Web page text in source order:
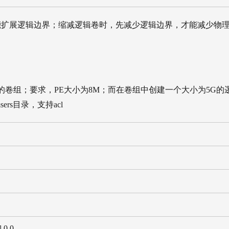
展逻辑边界；缩减逻辑卷时，先减少逻辑边界，才能减少物
组；要求，PE大小为8M；而在卷组中创建一个大小为5G的
目录，支持acl